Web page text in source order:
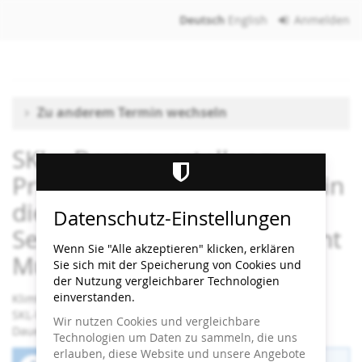
Deutsch English Anmelden
Zu anderem Termin wechseln
SKL - Dauerausstellung:
Primarstufen: Wie Fantasie in
die Kunst kam /
Sekundarstufen I+II: Wie geht
Museum?
Klimt ⇄ Warhol
SKL-Workshop
Dauer: 90 Minuten
Datenschutz-Einstellungen
Wenn Sie "Alle akzeptieren" klicken, erklären
Sie sich mit der Speicherung von Cookies und
der Nutzung vergleichbarer Technologien
einverstanden.
Wir nutzen Cookies und vergleichbare
Technologien um Daten zu sammeln, die uns
erlauben, diese Website und unsere Angebote